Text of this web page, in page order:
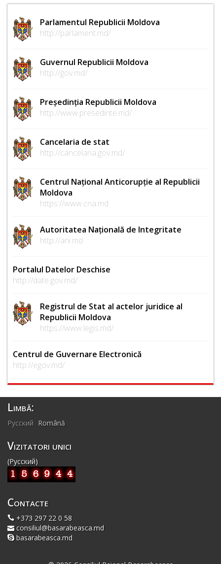
Parlamentul Republicii Moldova
http://parlament.md/
Guvernul Republicii Moldova
http://gov.md/
Președinția Republicii Moldova
http://www.presedinte.md/
Cancelaria de stat
http://cancelaria.gov.md/
Centrul Național Anticorupție al Republicii
Moldova
https://www.cna.md
Autoritatea Națională de Integritate
http://ani.md
Portalul Datelor Deschise
http://date.gov.md/
Registrul de Stat al actelor juridice al
Republicii Moldova
https://www.legis.md/
Centrul de Guvernare Electronică
http://egov.md/
Limbă:
Русский Română
Vizitatori unici
(Русский)
Contacte
+373 297 22 0 58
consiliul@basarabeasca.md
basarabeasca.md